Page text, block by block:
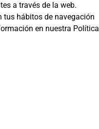
a través de la web.
tus hábitos de navegación
en nuestra Política